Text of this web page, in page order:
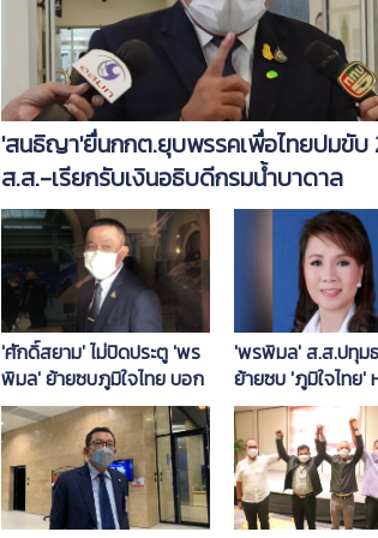
'สนธิญา'ยื่นกกต.ยุบพรรคเพื่อไทยปมขับ
ส.ส.-เรียกรับเงินอธิบดีกรมน้ำบาดาล
'ศักดิ์สยาม' ไม่ปิดประตู 'พร
พิมล' ย้ายซบภูมิใจไทย บอก
เพียงแค่ว่า 'ยัง'
'พรพิมล' ส.ส.ปทุม
ย้ายซบ 'ภูมิใจไทย'
ไทยลงมติขับพ้นพ